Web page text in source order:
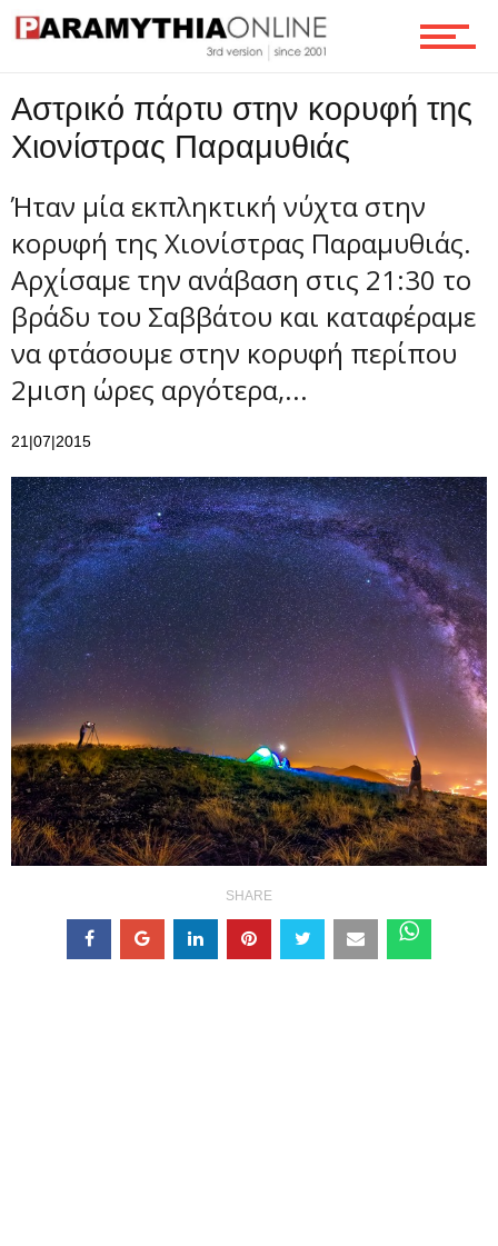
Τεχνολογία
Ροή
Επικοινωνία
Αστρικό πάρτυ στην κορυφή της
Χιονίστρας Παραμυθιάς
Ήταν μία εκπληκτική νύχτα στην
κορυφή της Χιονίστρας Παραμυθιάς.
Αρχίσαμε την ανάβαση στις 21:30 το
βράδυ του Σαββάτου και καταφέραμε
να φτάσουμε στην κορυφή περίπου
2μιση ώρες αργότερα,...
21|07|2015
SHARE